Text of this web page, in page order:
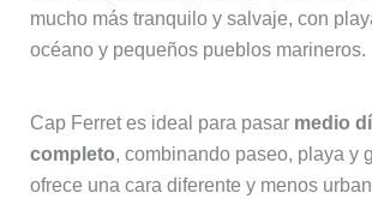
mucho más tranquilo y salvaje, con
océano y pequeños pueblos marineros.
Cap Ferret es ideal para pasar medio
completo, combinando paseo, playa y
ofrece una cara diferente y menos